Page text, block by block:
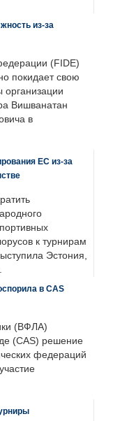
из-за
(FIDE)
покидает свою
организации
Вишванатан
в
ЕС из-за
к турнирам
Эстония,
в CAS
(ВФЛА)
(CAS) решение
федераций